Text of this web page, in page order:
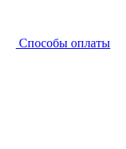
Способы оплаты